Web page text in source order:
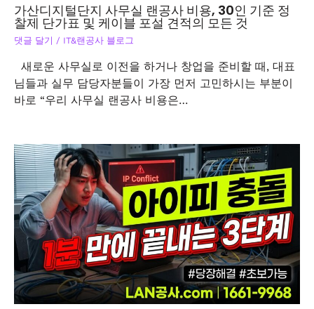
가산디지털단지 사무실 랜공사 비용, 30인 기준 정
찰제 단가표 및 케이블 포설 견적의 모든 것
댓글 달기 / IT&랜공사 블로그
새로운 사무실로 이전을 하거나 창업을 준비할 때, 대표
님들과 실무 담당자분들이 가장 먼저 고민하시는 부분이
바로 “우리 사무실 랜공사 비용은…